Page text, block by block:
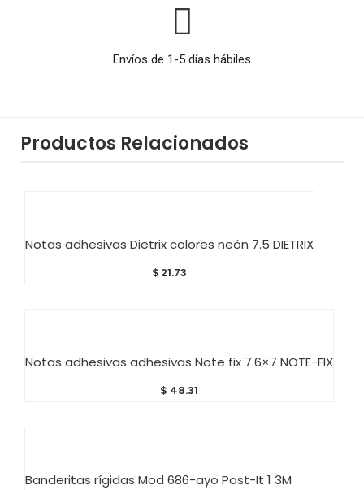
Envíos de 1-5 días hábiles
Productos Relacionados
Notas adhesivas Dietrix colores neón 7.5 DIETRIX
$ 21.73
Notas adhesivas adhesivas Note fix 7.6×7 NOTE-FIX
$ 48.31
Banderitas rígidas Mod 686-ayo Post-It 1 3M